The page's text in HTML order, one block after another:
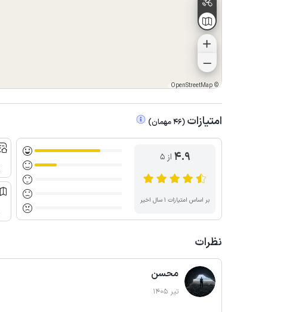
©
OpenStreetMap
امتیازات (
46مهمان)
4.9 از ۵
بر اساس امتیازات ۱ سال اخیر
نظرات
محسن
تیر 1405